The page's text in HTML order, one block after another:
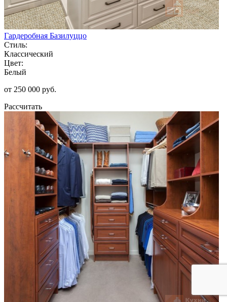
Гардеробная Базилуццо
Стиль:
Классический
Цвет:
Белый
от 250 000 руб.
Рассчитать